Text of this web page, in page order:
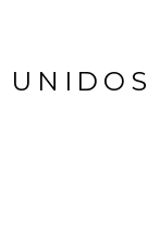
UNIDOS